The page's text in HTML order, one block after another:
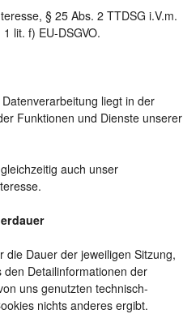
§ 25 Abs. 2 TTDSG i.V.m.
lit. f) EU-DSGVO.
liegt in der
Funktionen und Dienste unserer
auch unser
die Dauer der jeweiligen Sitzung,
den Detailinformationen der
uns genutzten technisch-
nichts anderes ergibt.